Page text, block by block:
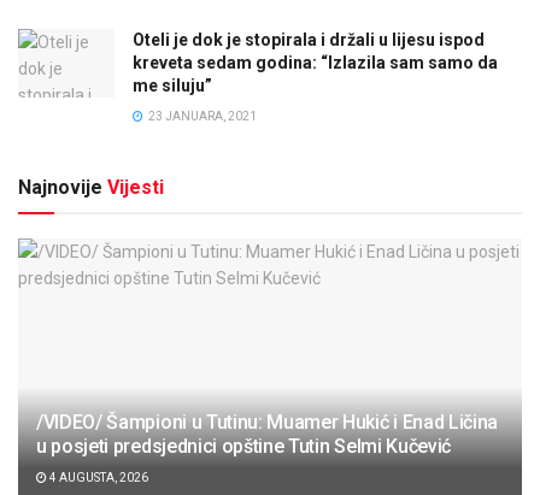
Oteli je dok je stopirala i držali u lijesu ispod
kreveta sedam godina: “Izlazila sam samo da
me siluju”
23 JANUARA, 2021
Najnovije Vijesti
/VIDEO/ Šampioni u Tutinu: Muamer Hukić i Enad Ličina
u posjeti predsjednici opštine Tutin Selmi Kučević
4 AUGUSTA, 2026